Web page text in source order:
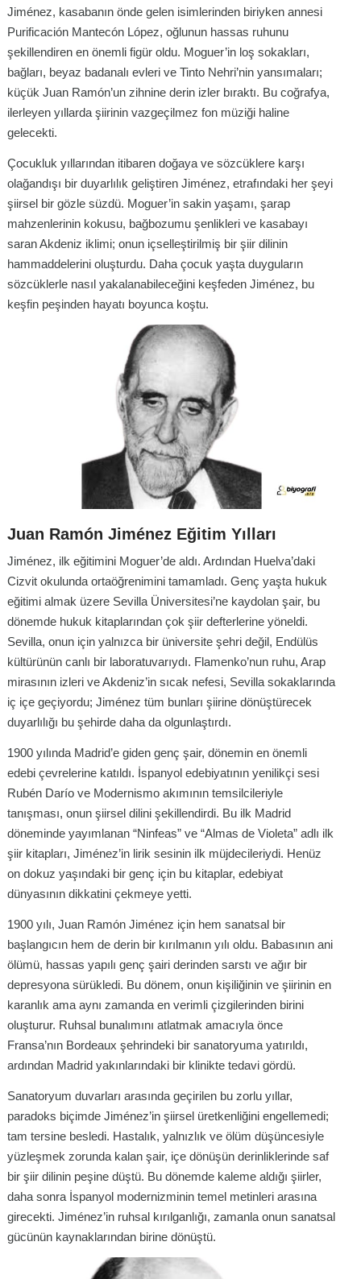
Jiménez, kasabanın önde gelen isimlerinden biriyken annesi
Purificación Mantecón López, oğlunun hassas ruhunu
şekillendiren en önemli figür oldu. Moguer’in loş sokakları,
bağları, beyaz badanalı evleri ve Tinto Nehri’nin yansımaları;
küçük Juan Ramón’un zihnine derin izler bıraktı. Bu coğrafya,
ilerleyen yıllarda şiirinin vazgeçilmez fon müziği haline
gelecekti.
Çocukluk yıllarından itibaren doğaya ve sözcüklere karşı
olağandışı bir duyarlılık geliştiren Jiménez, etrafındaki her şeyi
şiirsel bir gözle süzdü. Moguer’in sakin yaşamı, şarap
mahzenlerinin kokusu, bağbozumu şenlikleri ve kasabayı
saran Akdeniz iklimi; onun içselleştirilmiş bir şiir dilinin
hammaddelerini oluşturdu. Daha çocuk yaşta duyguların
sözcüklerle nasıl yakalanabileceğini keşfeden Jiménez, bu
keşfin peşinden hayatı boyunca koştu.
Juan Ramón Jiménez Eğitim Yılları
Jiménez, ilk eğitimini Moguer’de aldı. Ardından Huelva’daki
Cizvit okulunda ortaöğrenimini tamamladı. Genç yaşta hukuk
eğitimi almak üzere Sevilla Üniversitesi’ne kaydolan şair, bu
dönemde hukuk kitaplarından çok şiir defterlerine yöneldi.
Sevilla, onun için yalnızca bir üniversite şehri değil, Endülüs
kültürünün canlı bir laboratuvarıydı. Flamenko’nun ruhu, Arap
mirasının izleri ve Akdeniz’in sıcak nefesi, Sevilla sokaklarında
iç içe geçiyordu; Jiménez tüm bunları şiirine dönüştürecek
duyarlılığı bu şehirde daha da olgunlaştırdı.
1900 yılında Madrid’e giden genç şair, dönemin en önemli
edebi çevrelerine katıldı. İspanyol edebiyatının yenilikçi sesi
Rubén Darío ve Modernismo akımının temsilcileriyle
tanışması, onun şiirsel dilini şekillendirdi. Bu ilk Madrid
döneminde yayımlanan “Ninfeas” ve “Almas de Violeta” adlı ilk
şiir kitapları, Jiménez’in lirik sesinin ilk müjdecileriydi. Henüz
on dokuz yaşındaki bir genç için bu kitaplar, edebiyat
dünyasının dikkatini çekmeye yetti.
1900 yılı, Juan Ramón Jiménez için hem sanatsal bir
başlangıcın hem de derin bir kırılmanın yılı oldu. Babasının ani
ölümü, hassas yapılı genç şairi derinden sarstı ve ağır bir
depresyona sürükledi. Bu dönem, onun kişiliğinin ve şiirinin en
karanlık ama aynı zamanda en verimli çizgilerinden birini
oluşturur. Ruhsal bunalımını atlatmak amacıyla önce
Fransa’nın Bordeaux şehrindeki bir sanatoryuma yatırıldı,
ardından Madrid yakınlarındaki bir klinikte tedavi gördü.
Sanatoryum duvarları arasında geçirilen bu zorlu yıllar,
paradoks biçimde Jiménez’in şiirsel üretkenliğini engellemedi;
tam tersine besledi. Hastalık, yalnızlık ve ölüm düşüncesiyle
yüzleşmek zorunda kalan şair, içe dönüşün derinliklerinde saf
bir şiir dilinin peşine düştü. Bu dönemde kaleme aldığı şiirler,
daha sonra İspanyol modernizminin temel metinleri arasına
girecekti. Jiménez’in ruhsal kırılganlığı, zamanla onun sanatsal
gücünün kaynaklarından birine dönüştü.